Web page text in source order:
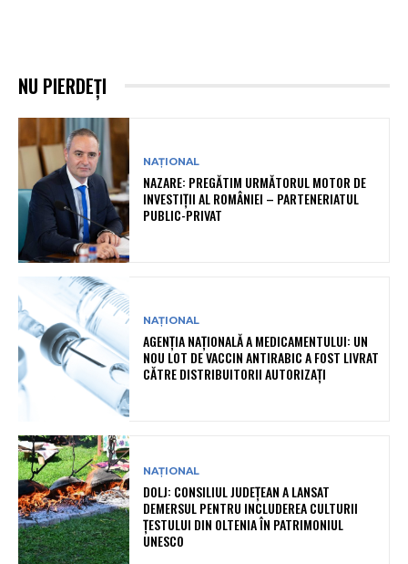
NU PIERDEȚI
NAȚIONAL
NAZARE: PREGĂTIM URMĂTORUL MOTOR DE
INVESTIȚII AL ROMÂNIEI – PARTENERIATUL
PUBLIC-PRIVAT
NAȚIONAL
AGENȚIA NAȚIONALĂ A MEDICAMENTULUI: UN
NOU LOT DE VACCIN ANTIRABIC A FOST LIVRAT
CĂTRE DISTRIBUITORII AUTORIZAȚI
NAȚIONAL
DOLJ: CONSILIUL JUDEȚEAN A LANSAT
DEMERSUL PENTRU INCLUDEREA CULTURII
ȚESTULUI DIN OLTENIA ÎN PATRIMONIUL
UNESCO